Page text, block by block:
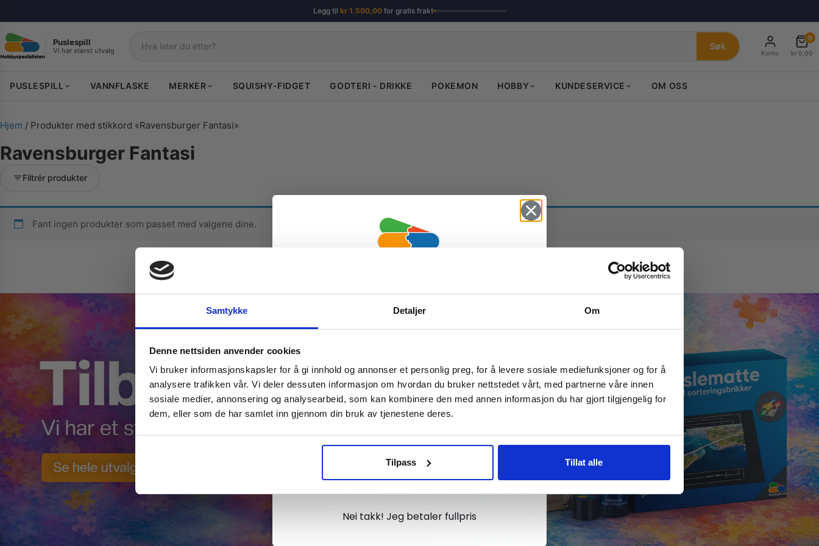
Samtykke Detaljer Om
Denne nettsiden anvender cookies
Vi bruker informasjonskapsler for å gi innhold og annonser et personlig preg, for å levere sosiale mediefunksjoner og for å
analysere trafikken vår. Vi deler dessuten informasjon om hvordan du bruker nettstedet vårt, med partnerne våre innen
sosiale medier, annonsering og analysearbeid, som kan kombinere den med annen informasjon du har gjort tilgjengelig for
dem, eller som de har samlet inn gjennom din bruk av tjenestene deres.
Tilpass Tillat alle
Legg til kr1.500,00for gratis frakt
Puslespill
Vi har størst utvalg Søk
Søk
Konto
0
kr 0,00
PUSLESPILL VANNFLASKE MERKER SQUISHY-FIDGET GODTERI - DRIKKE POKEMON HOBBY KUNDESERVICE OM OSS
Hjem / Produkter med stikkord «Ravensburger Fantasi»
Ravensburger Fantasi
Filtrér produkter
Fant ingen produkter som passet med valgene dine.
Vil du ha
10% Rabatt?
Meld deg på vårt nyhetsbrev og motta
gode tilbud og produktinformasjon fra
oss¢!
Ja takk, jeg er med
Nei takk! Jeg betaler fullpris